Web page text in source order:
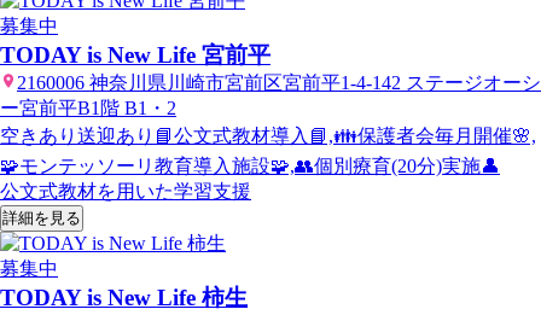
募集中
TODAY is New Life 宮前平
2160006 神奈川県川崎市宮前区宮前平1-4-142 ステージオーシ
ー宮前平B1階 B1・2
空きあり 送迎あり 📘公文式教材導入📘,👪保護者会毎月開催🌸,
🧩モンテッソーリ教育導入施設🧩,👥個別療育(20分)実施👤
公文式教材を用いた学習支援
詳細を見る
募集中
TODAY is New Life 柿生